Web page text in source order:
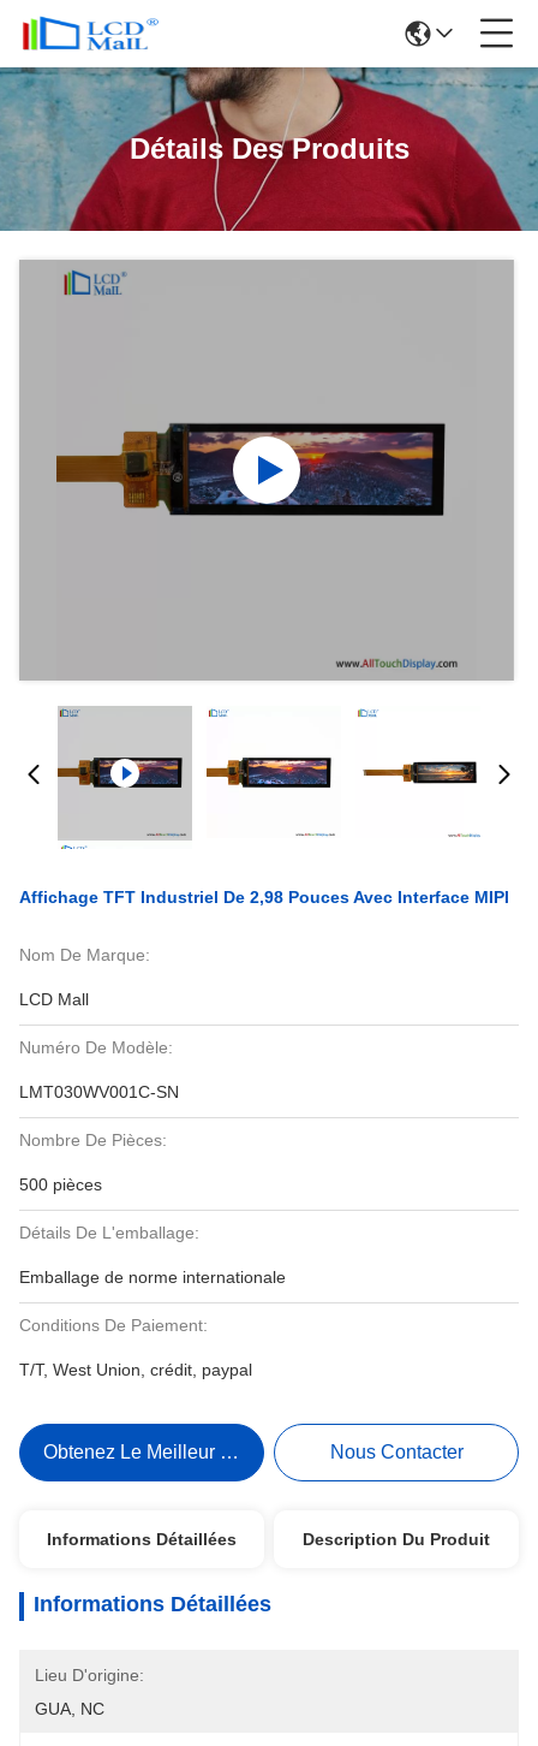
Détails Des Produits
Affichage TFT Industriel De 2,98 Pouces Avec Interface MIPI
Nom De Marque:
LCD Mall
Numéro De Modèle:
LMT030WV001C-SN
Nombre De Pièces:
500 pièces
Détails De L'emballage:
Emballage de norme internationale
Conditions De Paiement:
T/T, West Union, crédit, paypal
Obtenez Le Meilleur Prix Nous Contacter
Informations Détaillées Description Du Produit
Informations Détaillées
Lieu D'origine:
GUA, NC